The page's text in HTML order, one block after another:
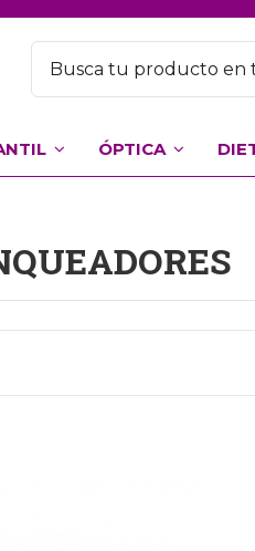
ÓPTICA